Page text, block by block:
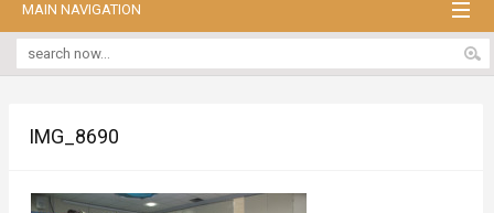
MAIN NAVIGATION
IMG_8690